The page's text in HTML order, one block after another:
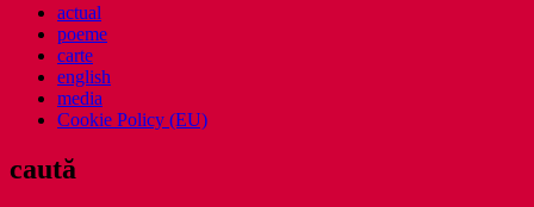
actual
poeme
carte
english
media
Cookie Policy (EU)
caută